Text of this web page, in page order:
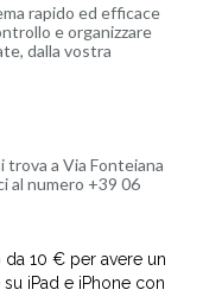
rapido ed efficace
e organizzare
dalla vostra
trova a Via Fonteiana
numero +39 06
da 10 € per avere un
iPad e iPhone con